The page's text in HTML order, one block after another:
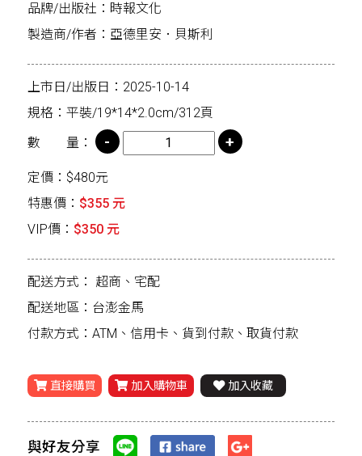
品牌/出版社：時報文化
製造商/作者：亞德里安．貝斯利
上市日/出版日：2025-10-14
規格：平裝/19*14*2.0cm/312頁
數 量：
定價：$480元
特惠價： $355 元
VIP價： $350 元
配送方式： 超商、宅配
配送地區：台澎金馬
付款方式：ATM、信用卡、貨到付款、取貨付款
直接購買 加入購物車 加入收藏
與好友分享